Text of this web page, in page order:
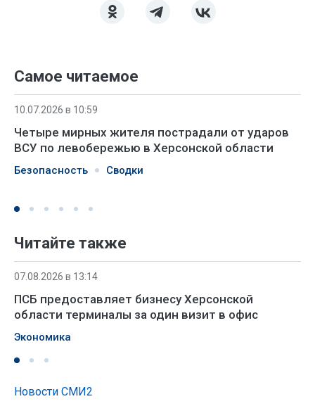
Самое читаемое
10.07.2026 в 10:59
Четыре мирных жителя пострадали от ударов
ВСУ по левобережью в Херсонской области
Безопасность Сводки
Читайте также
07.08.2026 в 13:14
ПСБ предоставляет бизнесу Херсонской
области терминалы за один визит в офис
Экономика
Новости СМИ2